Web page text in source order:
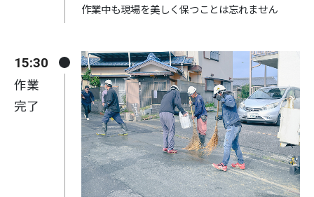
作業中も現場を美しく保つことは忘れません
15:30
作業
完了